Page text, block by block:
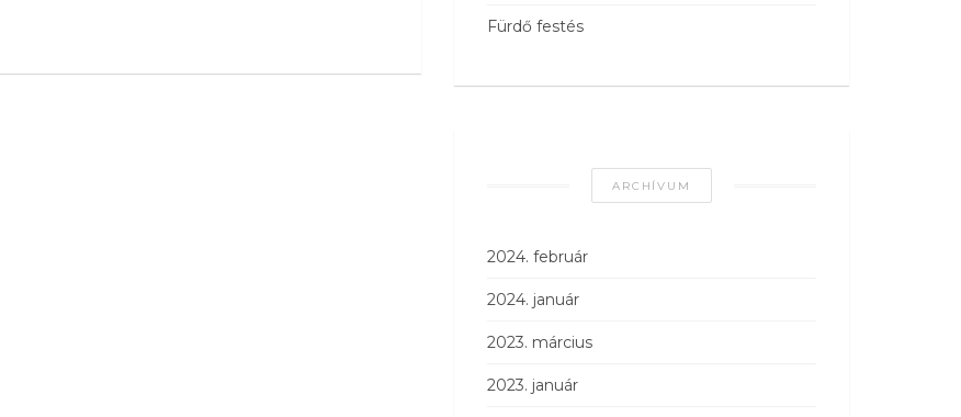
Fürdő festés
ARCHÍVUM
2024. február
2024. január
2023. március
2023. január